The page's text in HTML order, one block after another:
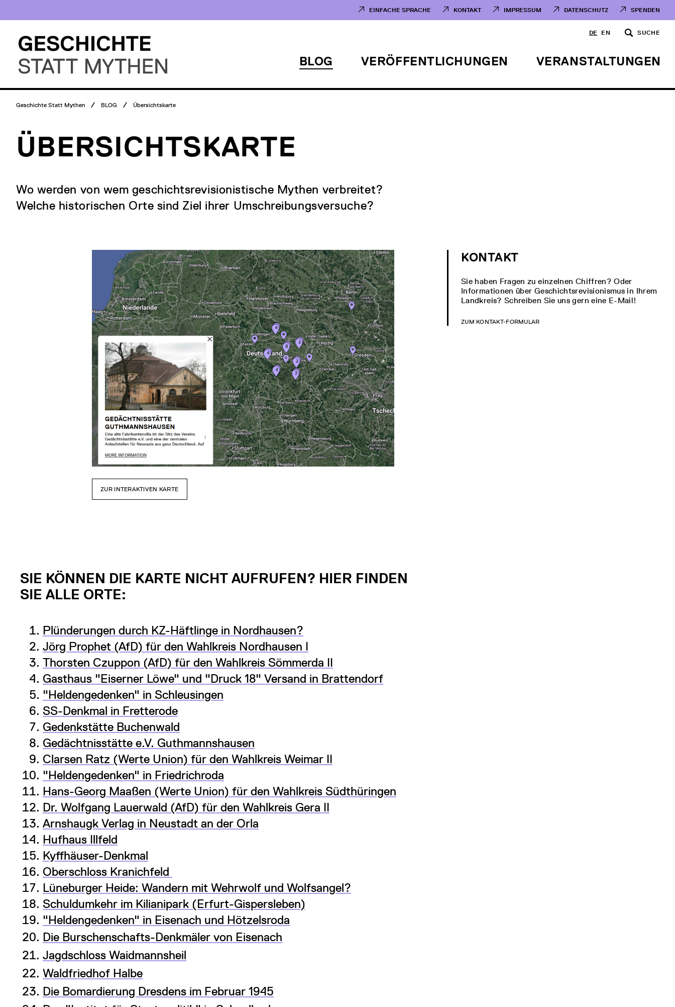
Inhalt
EINFACHE SPRACHE KONTAKT IMPRESSUM DATENSCHUTZ SPENDEN
Hauptmenü
DE EN SUCHE
Geschichte
Statt
BLOG VERÖFFENTLICHUNGEN VERANSTALTUNGEN
Breadcrumb
Geschichte Statt Mythen BLOG Übersichtskarte
ÜBERSICHTSKARTE
Wo werden von wem geschichtsrevisionistische Mythen verbreitet?
Welche historischen Orte sind Ziel ihrer Umschreibungsversuche?
ZUR INTERAKTIVEN KARTE
SIE KÖNNEN DIE KARTE NICHT AUFRUFEN? HIER FINDEN
SIE ALLE ORTE:
Plünderungen durch KZ-Häftlinge in Nordhausen?
Jörg Prophet (AfD) für den Wahlkreis Nordhausen I
Thorsten Czuppon (AfD) für den Wahlkreis Sömmerda II
Gasthaus "Eiserner Löwe" und "Druck 18" Versand in Brattendorf
"Heldengedenken" in Schleusingen
SS-Denkmal in Fretterode
Gedenkstätte Buchenwald
Gedächtnisstätte e.V. Guthmannshausen
Clarsen Ratz (Werte Union) für den Wahlkreis Weimar II
"Heldengedenken" in Friedrichroda
Hans-Georg Maaßen (Werte Union) für den Wahlkreis Südthüringen
Dr. Wolfgang Lauerwald (AfD) für den Wahlkreis Gera II
Arnshaugk Verlag in Neustadt an der Orla
Hufhaus Illfeld
Kyffhäuser-Denkmal
Oberschloss Kranichfeld
Lüneburger Heide: Wandern mit Wehrwolf und Wolfsangel?
Schuldumkehr im Kilianipark (Erfurt-Gispersleben)
"Heldengedenken" in Eisenach und Hötzelsroda
Die Burschenschafts-Denkmäler von Eisenach
Jagdschloss Waidmannsheil
Waldfriedhof Halbe
Die Bomardierung Dresdens im Februar 1945
KONTAKT
Sie haben Fragen zu einzelnen Chiffren? Oder
Informationen über Geschichtsrevisionismus in Ihrem
Landkreis? Schreiben Sie uns gern eine E-Mail!
ZUM KONTAKT-FORMULAR